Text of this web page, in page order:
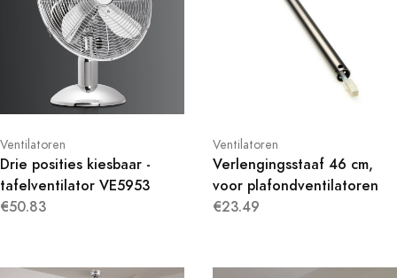
Ventilatoren
Drie posities kiesbaar -
tafelventilator VE5953
€50.83
Ventilatoren
Verlengingsstaaf 46 cm,
voor plafondventilatoren
€23.49